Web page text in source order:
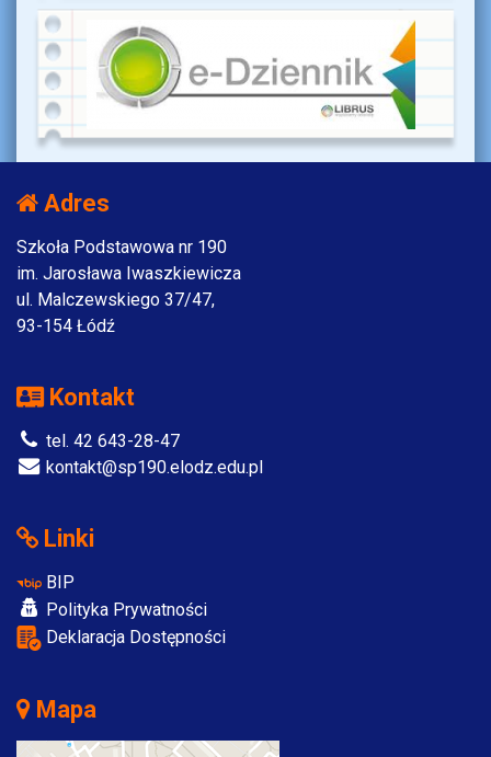
Adres
Szkoła Podstawowa nr 190
im. Jarosława Iwaszkiewicza
ul. Malczewskiego 37/47,
93-154 Łódź
Kontakt
tel. 42 643-28-47
kontakt@sp190.elodz.edu.pl
Linki
BIP
Polityka Prywatności
Deklaracja Dostępności
Mapa